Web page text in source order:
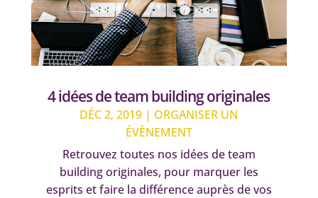
4 idées de team building originales
DÉC 2, 2019 | ORGANISER UN
ÉVÈNEMENT
Retrouvez toutes nos idées de team
building originales, pour marquer les
esprits et faire la différence auprès de vos